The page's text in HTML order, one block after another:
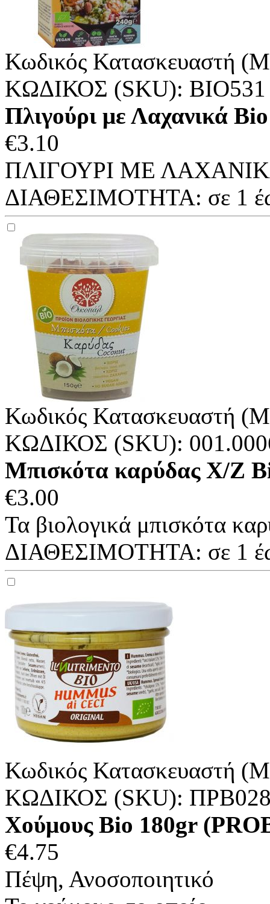
Κωδικός Κατασκευαστή
ΚΩΔΙΚΟΣ (SKU): ΒΙΟ531
Πλιγούρι με Λαχανικά
€3.10
ΠΛΙΓΟΥΡΙ ΜΕ
ΔΙΑΘΕΣΙΜΟΤΗΤΑ: σε 1
Κωδικός Κατασκευαστή
ΚΩΔΙΚΟΣ (SKU):
Μπισκότα καρύδας Χ/Ζ
€3.00
Τα βιολογικά μπισκότα
ΔΙΑΘΕΣΙΜΟΤΗΤΑ: σε 1
Κωδικός Κατασκευαστή
ΚΩΔΙΚΟΣ (SKU):
Χούμους Bio 180gr
€4.75
Πέψη, Ανοσοποιητικό